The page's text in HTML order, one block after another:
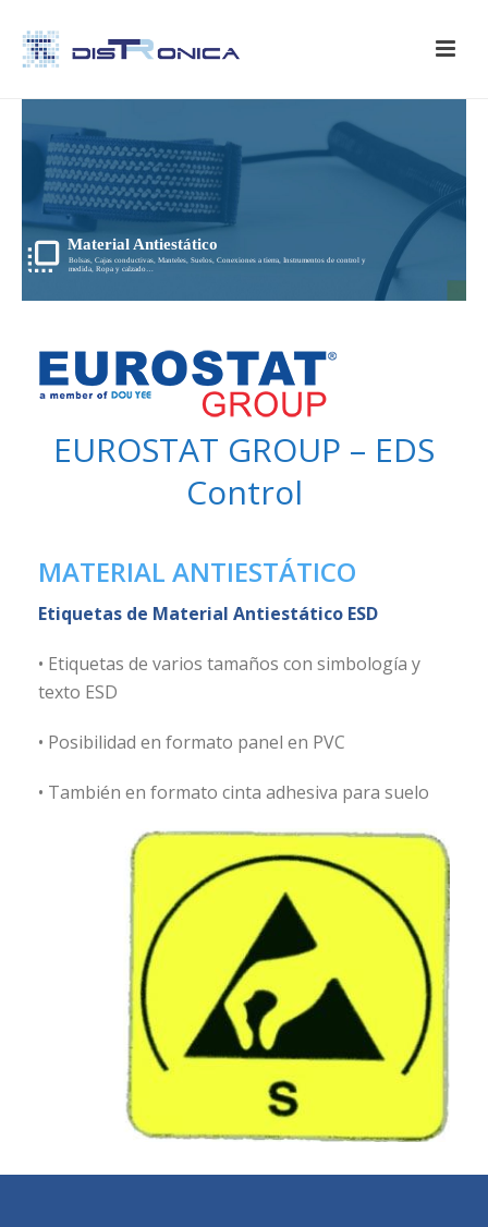
Material Antiestático
Bolsas, Cajas conductivas, Manteles, Suelos, Conexiones a tierra, Instrumentos de control y
medida, Ropa y calzado…
EUROSTAT GROUP – EDS
Control
MATERIAL ANTIESTÁTICO
Etiquetas de Material Antiestático ESD
• Etiquetas de varios tamaños con simbología y
texto ESD
• Posibilidad en formato panel en PVC
• También en formato cinta adhesiva para suelo